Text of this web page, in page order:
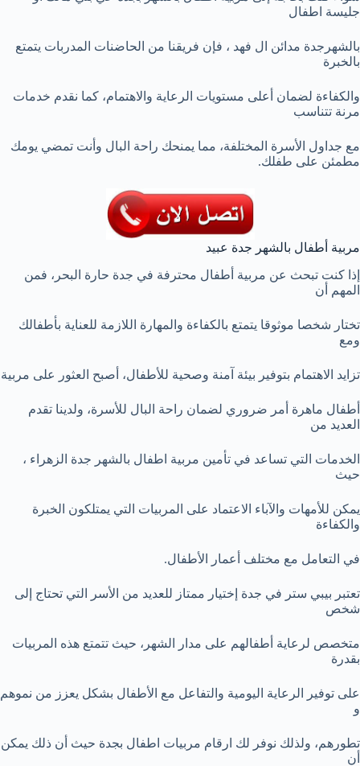
جليسة اطفال
بالشهرجدة مدائن ال فهد ، فإن فريقنا من الحاضنات المدربات يتمتع
بالخبرة
والكفاءة لضمان أعلى مستويات الرعاية والاهتمام، كما نقدم خدمات
مرنة تتناسب
مع جداول الأسرة المختلفة، مما يمنحك راحة البال وأنت تمضي يومك
مطمئن على طفلك.
مربية أطفال بالشهر جدة عبيد
إذا كنت تبحث عن مربية أطفال محترفة في جدة حارة البحر، فمن
المهم أن
تختار شخصا موثوقا يتمتع بالكفاءة والمهارة اللازمة للعناية بأطفالك
ومع
تزايد الاهتمام بتوفير بيئة آمنة وصحية للأطفال، أصبح العثور على مربية
أطفال ماهرة أمر ضروري لضمان راحة البال للأسرة، ولدينا تقدم
العديد من
الخدمات التي تساعد في تأمين مربية اطفال بالشهر جدة الزهراء ،
حيث
يمكن للأمهات والآباء الاعتماد على المربيات التي يمتلكون الخبرة
والكفاءة
في التعامل مع مختلف أعمار الأطفال.
تعتبر بيبي ستر في جدة إختيار ممتاز للعديد من الأسر التي تحتاج إلى
شخص
متخصص لرعاية أطفالهم على مدار الشهر، حيث تتمتع هذه المربيات
بقدرة
على توفير الرعاية اليومية والتفاعل مع الأطفال بشكل يعزز من نموهم
و
تطورهم، ولذلك نوفر لك ارقام مربيات اطفال بجدة حيث أن ذلك يمكن
أن